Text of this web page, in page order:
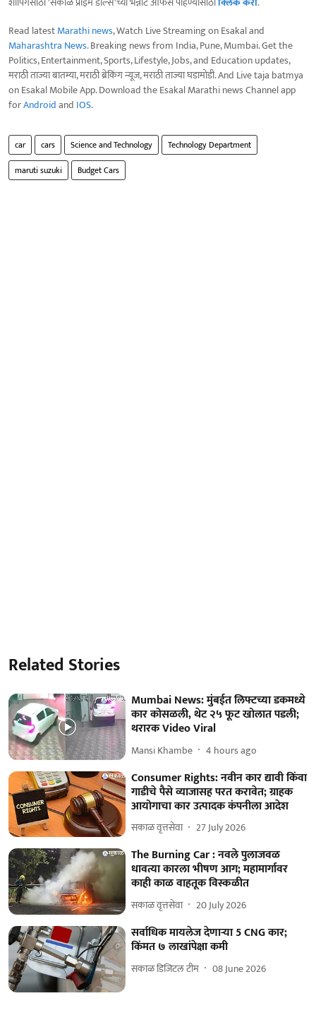
Read latestMarathi news, Watch Live Streaming on Esakal and
Maharashtra News. Breaking news from India, Pune, Mumbai. Get the
Politics, Entertainment, Sports, Lifestyle, Jobs, and Education updates,
मराठी ताज्या बातम्या, मराठी ब्रेकिंग न्यूज, मराठी ताज्या घडामोडी. And Live taja batmya
on Esakal Mobile App. Download the Esakal Marathi news Channel app
forAndroidand IOS.
car cars Science and Technology
Technology Department
maruti suzuki
Budget Cars
Related Stories
Mumbai News: मुंबईत लिफ्टच्या डकमध्ये
कार कोसळली, थेट २५ फूट खोलात पडली;
थरारक Video Viral
Mansi Khambe 4 hours ago
Consumer Rights: नवीन कार द्यावी किंवा
गाडीचे पैसे व्याजासह परत करावेत; ग्राहक
आयोगाचा कार उत्पादक कंपनीला आदेश
सकाळ वृत्तसेवा 27 July 2026
The Burning Car : नवले पुलाजवळ
धावत्या कारला भीषण आग; महामार्गावर
काही काळ वाहतूक विस्कळीत
सकाळ वृत्तसेवा 20 July 2026
सर्वाधिक मायलेज देणाऱ्या 5 CNG कार;
किंमत ७ लाखांपेक्षा कमी
सकाळ डिजिटल टीम 08 June 2026